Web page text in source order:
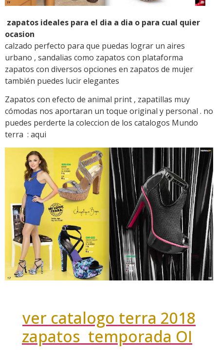
zapatos ideales para el dia a dia o para cual quier
ocasion
calzado perfecto para que puedas lograr un aires
urbano , sandalias como zapatos con plataforma
zapatos con diversos opciones en zapatos de mujer
también puedes lucir elegantes
Zapatos con efecto de animal print , zapatillas muy
cómodas nos aportaran un toque original y personal . no
puedes perderte la coleccion de los catalogos Mundo
terra : aqui
ver catalogo terra 2018
zapatos temporada OI